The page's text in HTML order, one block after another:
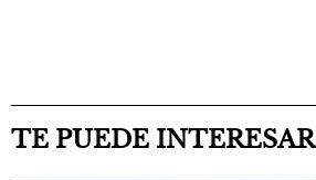
TE PUEDE INTERESAR